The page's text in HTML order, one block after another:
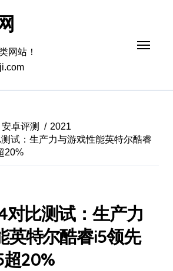
网站！
安卓评测
2021
试：生产力与游戏性能英特尔酷睿
20%
对比测试：生产力
英特尔酷睿i5领先
20%